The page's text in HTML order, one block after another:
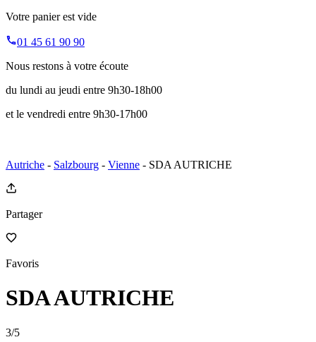
Votre panier est vide
01 45 61 90 90
Nous restons à votre écoute
du lundi au jeudi entre 9h30-18h00
et le vendredi entre 9h30-17h00
Autriche - Salzbourg - Vienne - SDA AUTRICHE
Partager
Favoris
SDA AUTRICHE
3/5